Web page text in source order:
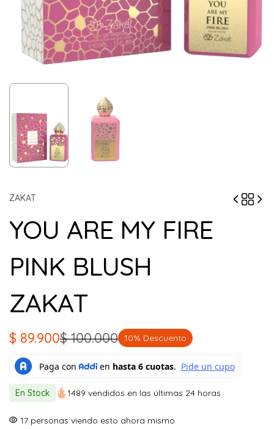
ZAKAT
YOU ARE MY FIRE
PINK BLUSH
ZAKAT
$100.000
El
precio
original
era:
$ 100.000.
$ 89.900
El
precio
actual
es:
$ 89.900.
10% Descuento
En Stock 1489 vendidos en las últimas 24 horas
17 personas viendo esto ahora mismo